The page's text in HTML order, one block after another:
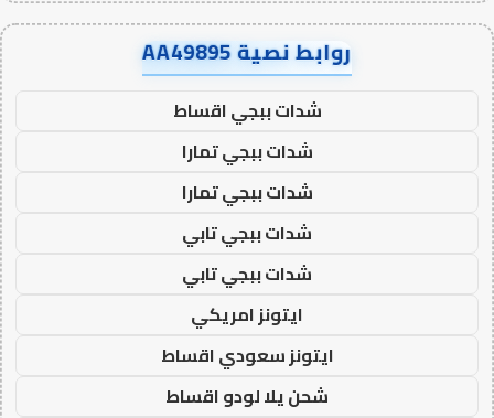
روابط نصية AA49895
شدات ببجي اقساط
شدات ببجي تمارا
شدات ببجي تمارا
شدات ببجي تابي
شدات ببجي تابي
ايتونز امريكي
ايتونز سعودي اقساط
شحن يلا لودو اقساط